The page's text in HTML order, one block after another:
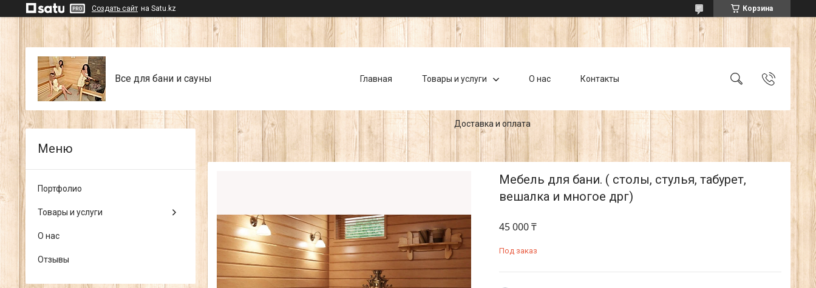
Создать сайт на Satu.kz Корзина
Все для бани и сауны Главная Товары и услуги О нас Контакты
Доставка и оплата
Мебель для бани. ( столы, стулья, табурет,
вешалка и многое дрг)
45 000 ₸
Под заказ
Портфолио
Товары и услуги
О нас
Отзывы